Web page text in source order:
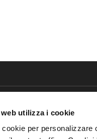
utilizza i cookie
per personalizzare